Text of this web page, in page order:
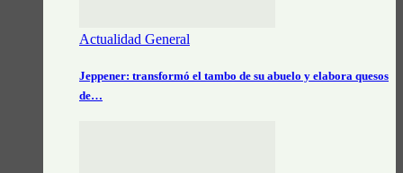
Actualidad General
Jeppener: transformó el tambo de su abuelo y elabora quesos
de…